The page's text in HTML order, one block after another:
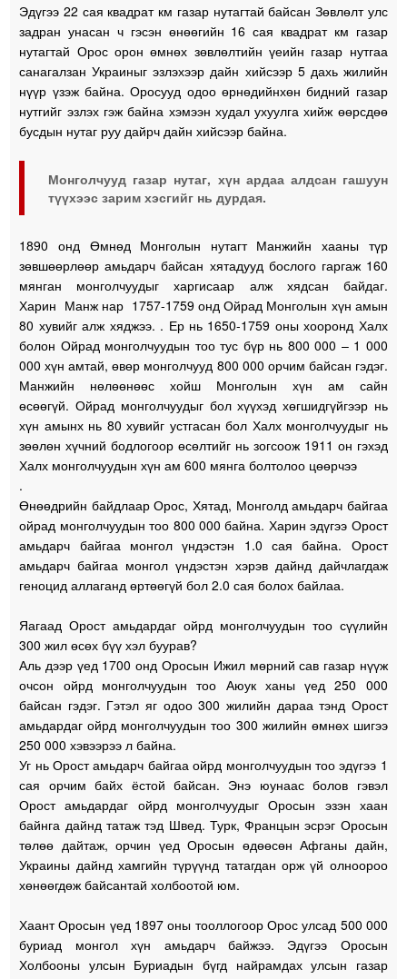
Эдүгээ 22 сая квадрат км газар нутагтай байсан Зөвлөлт улс
задран унасан ч гэсэн өнөөгийн 16 сая квадрат км газар
нутагтай Орос орон өмнөх зөвлөлтийн үеийн газар нутгаа
санагалзан Украиныг эзлэхээр дайн хийсээр 5 дахь жилийн
нүүр үзэж байна. Оросууд одоо өрнөдийнхөн бидний газар
нутгийг эзлэх гэж байна хэмээн худал ухуулга хийж өөрсдөө
бусдын нутаг руу дайрч дайн хийсээр байна.
Монголчууд газар нутаг, хүн ардаа алдсан гашуун
түүхээс зарим хэсгийг нь дурдая.
1890 онд Өмнөд Монголын нутагт Манжийн хааны түр
зөвшөөрлөөр амьдарч байсан хятадууд бослого гаргаж 160
мянган монголчуудыг харгисаар алж хядсан байдаг.
Харин Манж нар 1757-1759 онд Ойрад Монголын хүн амын
80 хувийг алж хяджээ. . Ер нь 1650-1759 оны хооронд Халх
болон Ойрад монголчуудын тоо тус бүр нь 800 000 – 1 000
000 хүн амтай, өвөр монголчууд 800 000 орчим байсан гэдэг.
Манжийн нөлөөнөөс хойш Монголын хүн ам сайн
өсөөгүй. Ойрад монголчуудыг бол хүүхэд хөгшидгүйгээр нь
хүн амынх нь 80 хувийг устгасан бол Халх монголчуудыг нь
зөөлөн хүчний бодлогоор өсөлтийг нь зогсоож 1911 он гэхэд
Халх монголчуудын хүн ам 600 мянга болтолоо цөөрчээ
.
Өнөөдрийн байдлаар Орос, Хятад, Монголд амьдарч байгаа
ойрад монголчуудын тоо 800 000 байна. Харин эдүгээ Орост
амьдарч байгаа монгол үндэстэн 1.0 сая байна. Орост
амьдарч байгаа монгол үндэстэн хэрэв дайнд дайчлагдаж
геноцид аллаганд өртөөгүй бол 2.0 сая болох байлаа.
Яагаад Орост амьдардаг ойрд монголчуудын тоо сүүлийн
300 жил өсөх бүү хэл буурав?
Аль дээр үед 1700 онд Оросын Ижил мөрний сав газар нүүж
очсон ойрд монголчуудын тоо Аюук ханы үед 250 000
байсан гэдэг. Гэтэл яг одоо 300 жилийн дараа тэнд Орост
амьдардаг ойрд монголчуудын тоо 300 жилийн өмнөх шигээ
250 000 хэвээрээ л байна.
Уг нь Орост амьдарч байгаа ойрд монголчуудын тоо эдүгээ 1
сая орчим байх ёстой байсан. Энэ юунаас болов гэвэл
Орост амьдардаг ойрд монголчуудыг Оросын эзэн хаан
байнга дайнд татаж тэд Швед. Турк, Францын эсрэг Оросын
төлөө дайтаж, орчин үед Оросын өдөөсөн Афганы дайн,
Украины дайнд хамгийн түрүүнд татагдан орж үй олноороо
хөнөөгдөж байсантай холбоотой юм.
Хаант Оросын үед 1897 оны тооллогоор Орос улсад 500 000
буриад монгол хүн амьдарч байжээ. Эдүгээ Оросын
Холбооны улсын Буриадын бүгд найрамдах улсын газар